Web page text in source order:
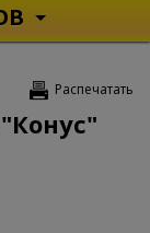
Распечатать